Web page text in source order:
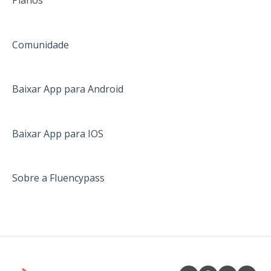
Pagamento
Canadá
Irlanda
Malta
Comunidade
Baixar App para Android
Baixar App para IOS
Sobre a Fluencypass